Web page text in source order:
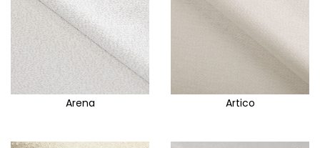
Arena Artico